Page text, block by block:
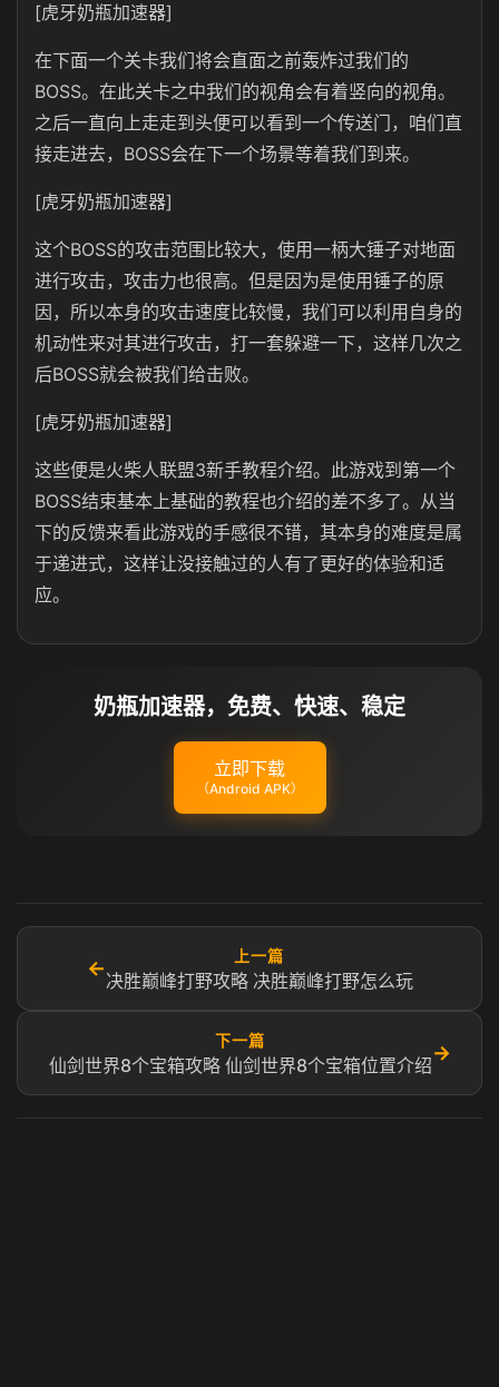
[虎牙奶瓶加速器]
在下面一个关卡我们将会直面之前轰炸过我们的
BOSS。在此关卡之中我们的视角会有着竖向的视角。
之后一直向上走走到头便可以看到一个传送门，咱们直
接走进去，BOSS会在下一个场景等着我们到来。
[虎牙奶瓶加速器]
这个BOSS的攻击范围比较大，使用一柄大锤子对地面
进行攻击，攻击力也很高。但是因为是使用锤子的原
因，所以本身的攻击速度比较慢，我们可以利用自身的
机动性来对其进行攻击，打一套躲避一下，这样几次之
后BOSS就会被我们给击败。
[虎牙奶瓶加速器]
这些便是火柴人联盟3新手教程介绍。此游戏到第一个
BOSS结束基本上基础的教程也介绍的差不多了。从当
下的反馈来看此游戏的手感很不错，其本身的难度是属
于递进式，这样让没接触过的人有了更好的体验和适
应。
奶瓶加速器，免费、快速、稳定
立即下载
（Android APK）
←
上一篇
决胜巅峰打野攻略 决胜巅峰打野怎么玩
下一篇
仙剑世界8个宝箱攻略 仙剑世界8个宝箱位置介绍
→